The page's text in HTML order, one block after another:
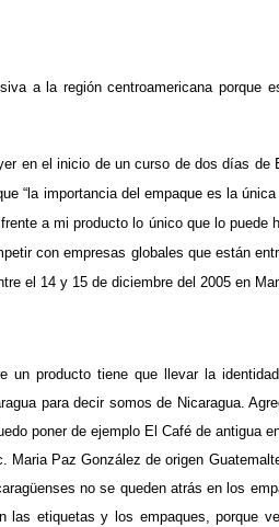
a la región centroamericana porque
en el inicio de un curso de dos días
“la importancia del empaque es la
a mi producto lo único que lo
con empresas globales que están
el 14 y 15 de diciembre del 2005 en
un producto tiene que llevar la
para decir somos de Nicaragua.
poner de ejemplo El Café de antigua
Maria Paz González de origen
no se queden atrás en los
las etiquetas y los empaques, porque